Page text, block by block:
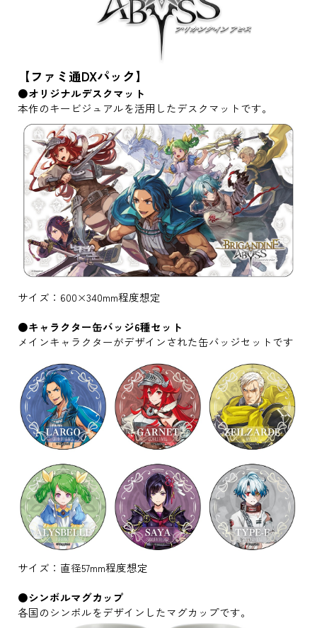
【ファミ通DXパック】
●オリジナルデスクマット
本作のキービジュアルを活用したデスクマットです。
サイズ：600×340mm程度想定
●キャラクター缶バッジ6種セット
メインキャラクターがデザインされた缶バッジセットです
サイズ：直径57mm程度想定
●シンボルマグカップ
各国のシンボルをデザインしたマグカップです。